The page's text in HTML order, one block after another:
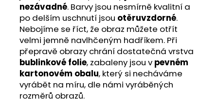
nezávadné. Barvy jsou nesmírně kvalitní a
po delším uschnutí jsou otěruvzdorné.
Nebojíme se říct, že obraz můžete otřít
velmi jemně navlhčeným hadříkem. Při
přepravě obrazy chrání dostatečná vrstva
bublinkové folie, zabaleny jsou v pevném
kartonovém obalu, který si necháváme
vyrábět na míru, dle námi vyráběných
rozměrů obrazů.